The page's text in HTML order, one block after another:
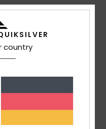
am Umschlag
100 % Acryl
country